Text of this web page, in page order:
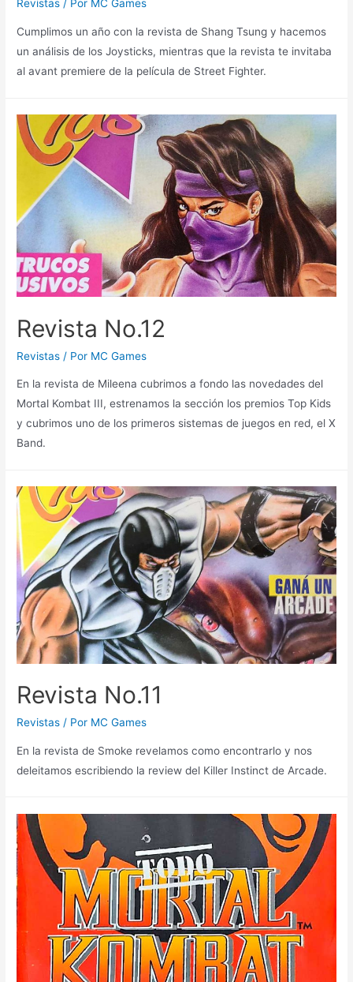
Revistas / Por MC Games
Cumplimos un año con la revista de Shang Tsung y hacemos
un análisis de los Joysticks, mientras que la revista te invitaba
al avant premiere de la película de Street Fighter.
Revista No.12
Revistas / Por MC Games
En la revista de Mileena cubrimos a fondo las novedades del
Mortal Kombat III, estrenamos la sección los premios Top Kids
y cubrimos uno de los primeros sistemas de juegos en red, el X
Band.
Revista No.11
Revistas / Por MC Games
En la revista de Smoke revelamos como encontrarlo y nos
deleitamos escribiendo la review del Killer Instinct de Arcade.